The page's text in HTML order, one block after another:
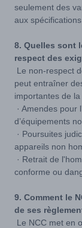
seulement des
aux spécifications
8. Quelles sont
respect des
Le non-respect
peut entraîner
importantes de
· Amendes pour
d’équipements
· Poursuites
appareils non
· Retrait de
conforme ou
9. Comment le
de ses
Le NCC met en